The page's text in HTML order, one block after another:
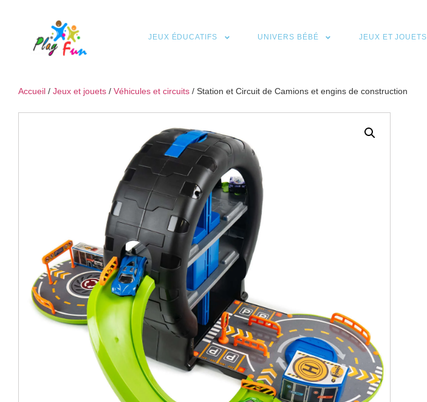
JEUX ÉDUCATIFS UNIVERS BÉBÉ JEUX ET JOUETS
Accueil / Jeux et jouets / Véhicules et circuits / Station et Circuit de Camions et engins de construction